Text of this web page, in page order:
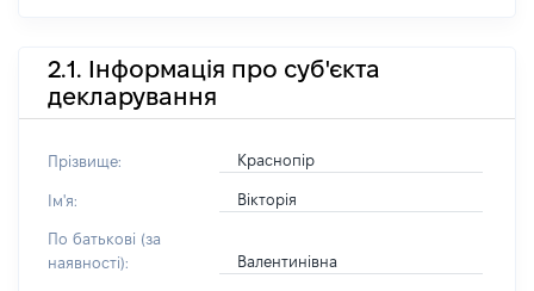
2.1. Інформація про суб'єкта
декларування
Прізвище: Краснопір
Ім'я: Вікторія
По батькові (за
наявності):
Валентинівна